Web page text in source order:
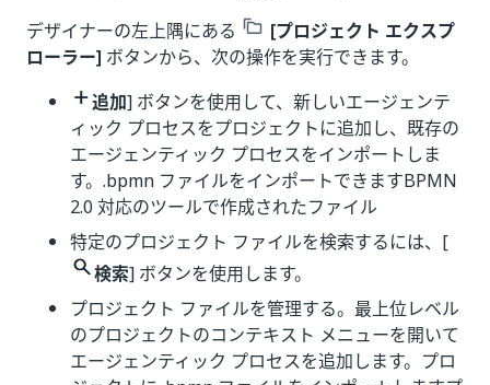
デザイナーの左上隅にある
[プロジェクト エクスプ
ローラー] ボタンから、次の操作を実行できます。
追加] ボタンを使用して、新しいエージェンテ
ィック プロセスをプロジェクトに追加し、既存の
エージェンティック プロセスをインポートしま
す。.bpmn ファイルをインポートできますBPMN
2.0 対応のツールで作成されたファイル
特定のプロジェクト ファイルを検索するには、[
検索] ボタンを使用します。
プロジェクト ファイルを管理する。最上位レベル
のプロジェクトのコンテキスト メニューを開いて
エージェンティック プロセスを追加します。プロ